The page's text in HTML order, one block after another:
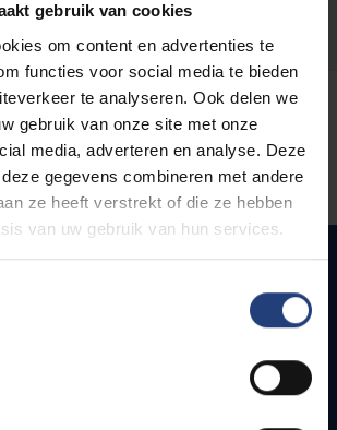
gebruik van cookies
om content en advertenties te
functies voor social media te bieden
te analyseren. Ook delen we
gebruik van onze site met onze
media, adverteren en analyse. Deze
gegevens combineren met andere
ze heeft verstrekt of die ze hebben
van uw gebruik van hun services.